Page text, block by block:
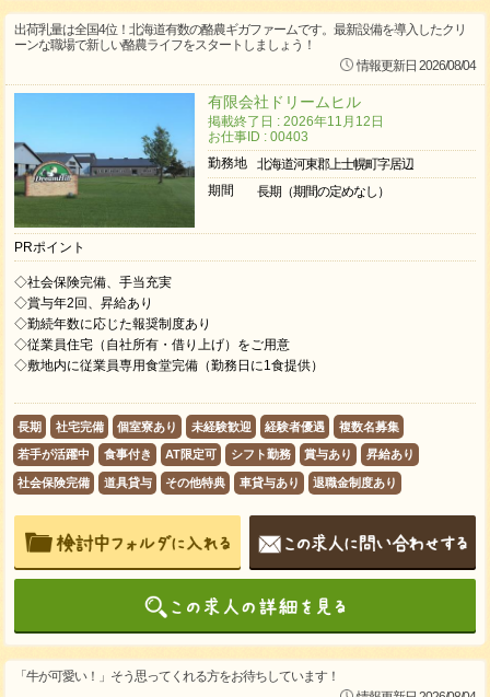
出荷乳量は全国4位！北海道有数の酪農ギガファームです。最新設備を導入したクリ
ーンな職場で新しい酪農ライフをスタートしましょう！
情報更新日 2026/08/04
有限会社ドリームヒル
掲載終了日 : 2026年11月12日
お仕事ID : 00403
勤務地
北海道河東郡上士幌町字居辺
期間
長期（期間の定めなし）
PRポイント
◇社会保険完備、手当充実
◇賞与年2回、昇給あり
◇勤続年数に応じた報奨制度あり
◇従業員住宅（自社所有・借り上げ）をご用意
◇敷地内に従業員専用食堂完備（勤務日に1食提供）
長期 社宅完備 個室寮あり 未経験歓迎 経験者優遇 複数名募集
若手が活躍中 食事付き AT限定可 シフト勤務 賞与あり 昇給あり
社会保険完備 道具貸与 その他特典 車貸与あり 退職金制度あり
「牛が可愛い！」そう思ってくれる方をお待ちしています！